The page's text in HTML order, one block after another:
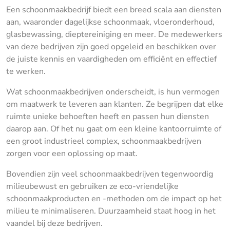
Een schoonmaakbedrijf biedt een breed scala aan diensten
aan, waaronder dagelijkse schoonmaak, vloeronderhoud,
glasbewassing, dieptereiniging en meer. De medewerkers
van deze bedrijven zijn goed opgeleid en beschikken over
de juiste kennis en vaardigheden om efficiënt en effectief
te werken.
Wat schoonmaakbedrijven onderscheidt, is hun vermogen
om maatwerk te leveren aan klanten. Ze begrijpen dat elke
ruimte unieke behoeften heeft en passen hun diensten
daarop aan. Of het nu gaat om een kleine kantoorruimte of
een groot industrieel complex, schoonmaakbedrijven
zorgen voor een oplossing op maat.
Bovendien zijn veel schoonmaakbedrijven tegenwoordig
milieubewust en gebruiken ze eco-vriendelijke
schoonmaakproducten en -methoden om de impact op het
milieu te minimaliseren. Duurzaamheid staat hoog in het
vaandel bij deze bedrijven.